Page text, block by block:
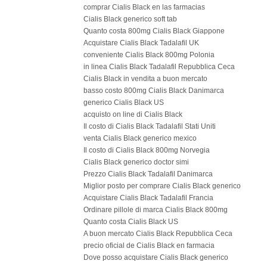
comprar Cialis Black en las farmacias
Cialis Black generico soft tab
Quanto costa 800mg Cialis Black Giappone
Acquistare Cialis Black Tadalafil UK
conveniente Cialis Black 800mg Polonia
in linea Cialis Black Tadalafil Repubblica Ceca
Cialis Black in vendita a buon mercato
basso costo 800mg Cialis Black Danimarca
generico Cialis Black US
acquisto on line di Cialis Black
Il costo di Cialis Black Tadalafil Stati Uniti
venta Cialis Black generico mexico
Il costo di Cialis Black 800mg Norvegia
Cialis Black generico doctor simi
Prezzo Cialis Black Tadalafil Danimarca
Miglior posto per comprare Cialis Black generico
Acquistare Cialis Black Tadalafil Francia
Ordinare pillole di marca Cialis Black 800mg
Quanto costa Cialis Black US
A buon mercato Cialis Black Repubblica Ceca
precio oficial de Cialis Black en farmacia
Dove posso acquistare Cialis Black generico